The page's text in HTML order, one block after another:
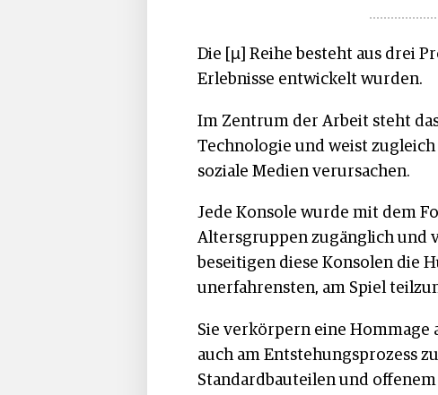
Die [µ] Reihe besteht aus drei
Erlebnisse entwickelt wurden.
Im Zentrum der Arbeit steht
Technologie und weist
soziale Medien verursachen.
Jede Konsole wurde mit dem
Altersgruppen zugänglich und
beseitigen diese Konsolen die
unerfahrensten, am Spiel
Sie verkörpern eine Hommage
auch am Entstehungsprozess
Standardbauteilen und